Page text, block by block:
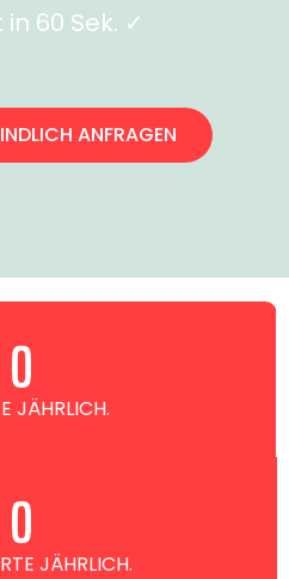
60 Sek. ✓
ANFRAGEN
JÄHRLICH.
0
JÄHRLICH.
0